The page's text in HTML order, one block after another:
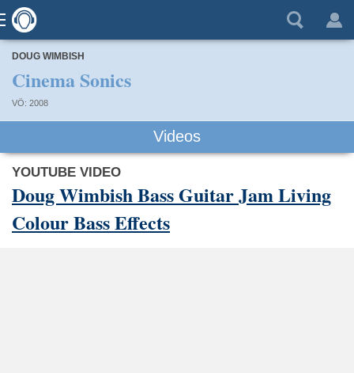
DOUG WIMBISH
Cinema Sonics
VÖ: 2008
Videos
YOUTUBE VIDEO
Doug Wimbish Bass Guitar Jam Living
Colour Bass Effects